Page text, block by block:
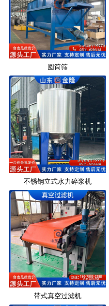
圆筒筛
不锈钢立式水力碎浆机
带式真空过滤机